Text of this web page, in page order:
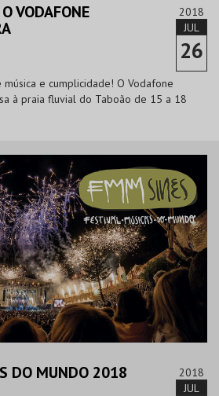
VODAFONE
2018
JUL
26
e cumplicidade! O Vodafone
à praia fluvial do Taboão de 15 a 18
DO MUNDO 2018
2018
JUL